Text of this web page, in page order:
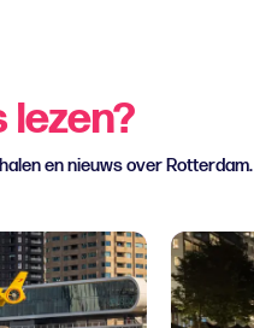
lezen?
en nieuws over Rotterdam.